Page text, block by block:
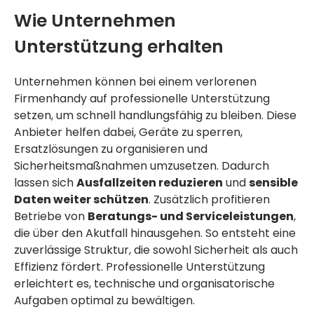
Wie Unternehmen
Unterstützung erhalten
Unternehmen können bei einem verlorenen
Firmenhandy auf professionelle Unterstützung
setzen, um schnell handlungsfähig zu bleiben. Diese
Anbieter helfen dabei, Geräte zu sperren,
Ersatzlösungen zu organisieren und
Sicherheitsmaßnahmen umzusetzen. Dadurch
lassen sichAusfallzeiten reduzieren undsensible
Daten weiter schützen. Zusätzlich profitieren
Betriebe von Beratungs- und Serviceleistungen,
die über den Akutfall hinausgehen. So entsteht eine
zuverlässige Struktur, die sowohl Sicherheit als auch
Effizienz fördert. Professionelle Unterstützung
erleichtert es, technische und organisatorische
Aufgaben optimal zu bewältigen.